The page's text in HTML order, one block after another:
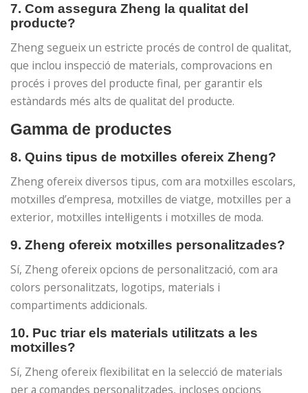
7. Com assegura Zheng la qualitat del
producte?
Zheng segueix un estricte procés de control de qualitat,
que inclou inspecció de materials, comprovacions en
procés i proves del producte final, per garantir els
estàndards més alts de qualitat del producte.
Gamma de productes
8. Quins tipus de motxilles ofereix Zheng?
Zheng ofereix diversos tipus, com ara motxilles escolars,
motxilles d’empresa, motxilles de viatge, motxilles per a
exterior, motxilles intel·ligents i motxilles de moda.
9. Zheng ofereix motxilles personalitzades?
Sí, Zheng ofereix opcions de personalització, com ara
colors personalitzats, logotips, materials i
compartiments addicionals.
10. Puc triar els materials utilitzats a les
motxilles?
Sí, Zheng ofereix flexibilitat en la selecció de materials
per a comandes personalitzades, incloses opcions